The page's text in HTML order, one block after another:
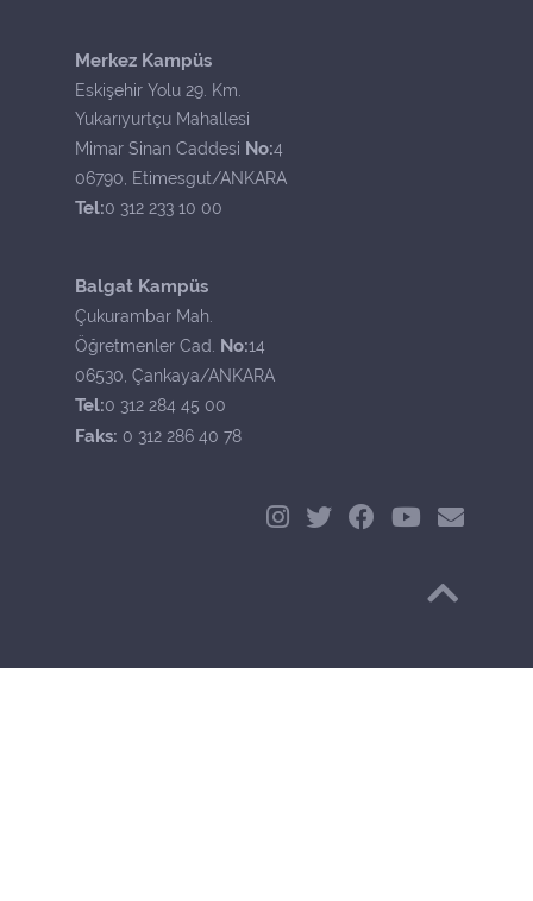
Merkez Kampüs
Eskişehir Yolu 29. Km.
Yukarıyurtçu Mahallesi
Mimar Sinan Caddesi No:4
06790, Etimesgut/ANKARA
Tel:0 312 233 10 00
Balgat Kampüs
Çukurambar Mah.
Öğretmenler Cad. No:14
06530, Çankaya/ANKARA
Tel:0 312 284 45 00
Faks: 0 312 286 40 78